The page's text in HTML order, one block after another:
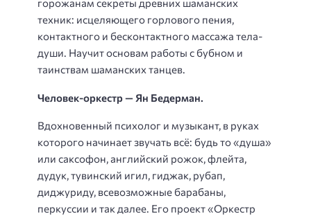
горожанам секреты древних шаманских
техник: исцеляющего горлового пения,
контактного и бесконтактного массажа тела-
души. Научит основам работы с бубном и
таинствам шаманских танцев.
Человек-оркестр — Ян Бедерман.
Вдохновенный психолог и музыкант, в руках
которого начинает звучать всё: будь то «душа»
или саксофон, английский рожок, флейта,
дудук, тувинский игил, гиджак, рубап,
диджуриду, всевозможные барабаны,
перкуссии и так далее. Его проект «Оркестр